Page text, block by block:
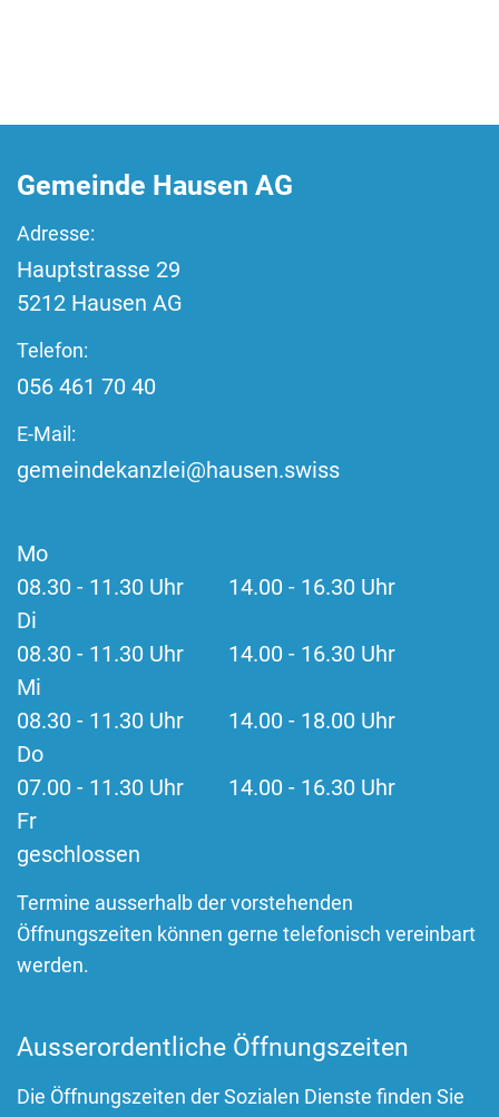
Gemeinde Hausen AG
Adresse:
Hauptstrasse 29
5212 Hausen AG
Telefon:
056 461 70 40
E-Mail:
gemeindekanzlei@hausen.swiss
Mo
08.30 - 11.30 Uhr 14.00 - 16.30 Uhr
Di
08.30 - 11.30 Uhr 14.00 - 16.30 Uhr
Mi
08.30 - 11.30 Uhr 14.00 - 18.00 Uhr
Do
07.00 - 11.30 Uhr 14.00 - 16.30 Uhr
Fr
geschlossen
Termine ausserhalb der vorstehenden
Öffnungszeiten können gerne telefonisch vereinbart
werden.
Ausserordentliche Öffnungszeiten
Die Öffnungszeiten der Sozialen Dienste finden Sie